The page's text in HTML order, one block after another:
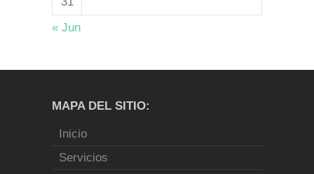
« Jun
MAPA DEL SITIO:
Inicio
Servicios